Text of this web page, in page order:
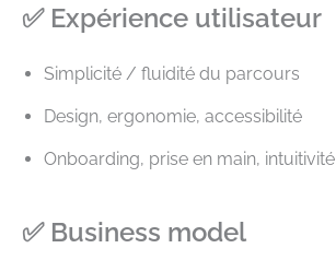
✅ Expérience utilisateur
Simplicité / fluidité du parcours
Design, ergonomie, accessibilité
Onboarding, prise en main, intuitivité
✅ Business model